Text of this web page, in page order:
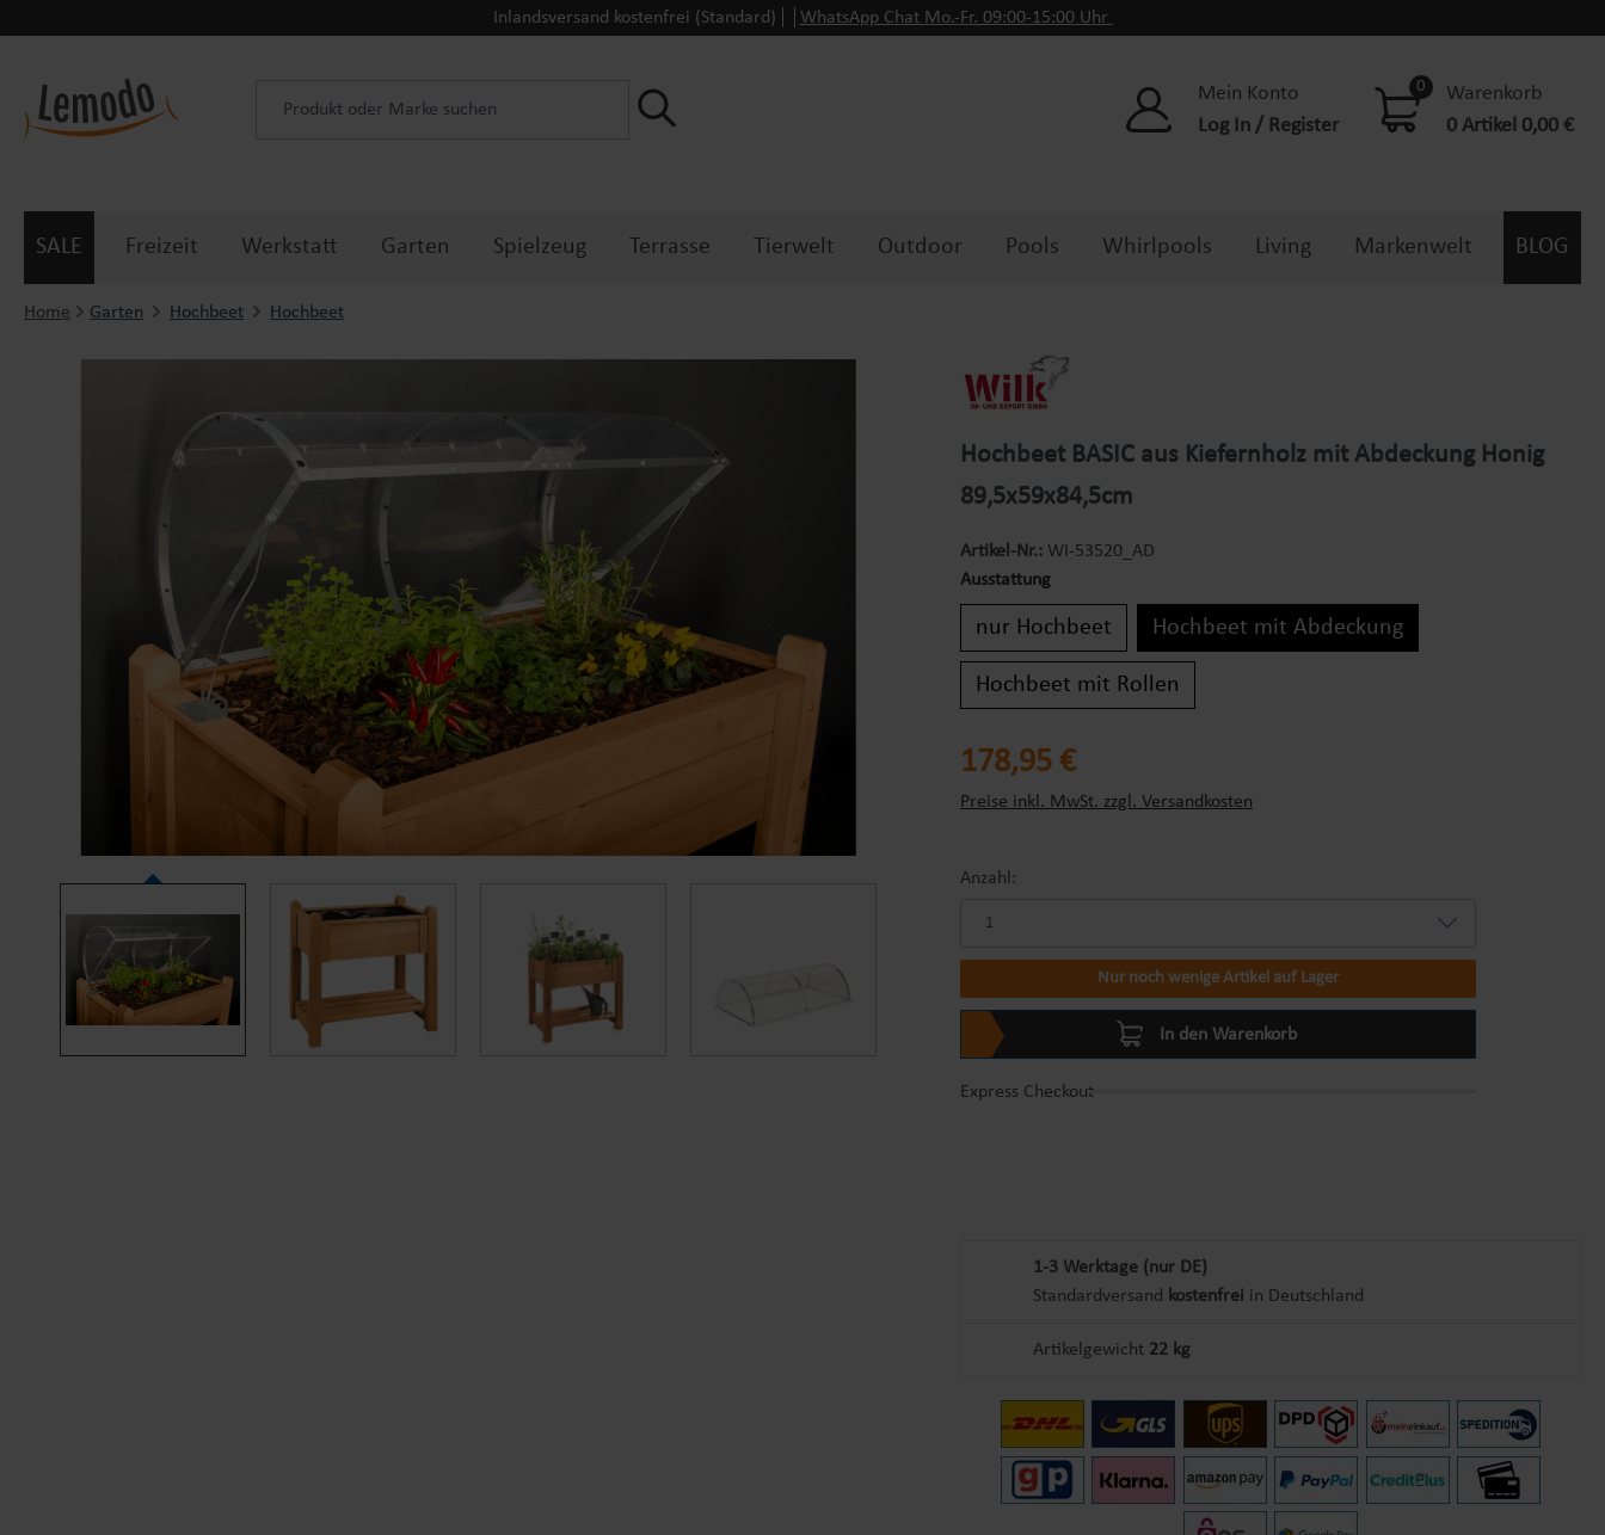
Inlandsversand kostenfrei (Standard) WhatsApp Chat Mo.-Fr. 09:00-15:00 Uhr
Mein Konto
Log In / Register
0
Warenkorb
0 Artikel 0,00 €
SALE Freizeit Werkstatt Garten Spielzeug Terrasse Tierwelt Outdoor Pools Whirlpools Living Markenwelt BLOG
Home Garten Hochbeet Hochbeet
Hochbeet BASIC aus Kiefernholz mit Abdeckung Honig
89,5x59x84,5cm
Artikel-Nr.: WI-53520_AD
Ausstattung
nur Hochbeet Hochbeet mit Abdeckung
Hochbeet mit Rollen
Regulärer Preis:
178,95 €
Preise inkl. MwSt. zzgl. Versandkosten
Anzahl:
Nur noch wenige Artikel auf Lager
In den Warenkorb
Express Checkout
1-3 Werktage (nur DE)
Standardversand kostenfrei in Deutschland
Artikelgewicht 22 kg